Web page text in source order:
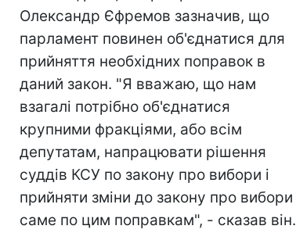
Олександр Єфремов зазначив, що
парламент повинен об'єднатися для
прийняття необхідних поправок в
даний закон. "Я вважаю, що нам
взагалі потрібно об'єднатися
крупними фракціями, або всім
депутатам, напрацювати рішення
суддів КСУ по закону про вибори і
прийняти зміни до закону про вибори
саме по цим поправкам", - сказав він.